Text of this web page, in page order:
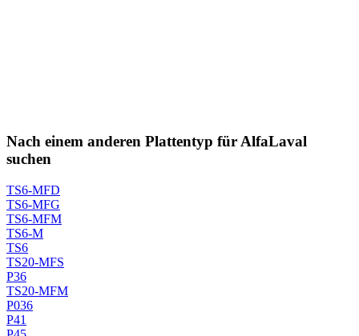
Nach einem anderen Plattentyp für AlfaLaval
suchen
TS6-MFD
TS6-MFG
TS6-MFM
TS6-M
TS6
TS20-MFS
P36
TS20-MFM
P036
P41